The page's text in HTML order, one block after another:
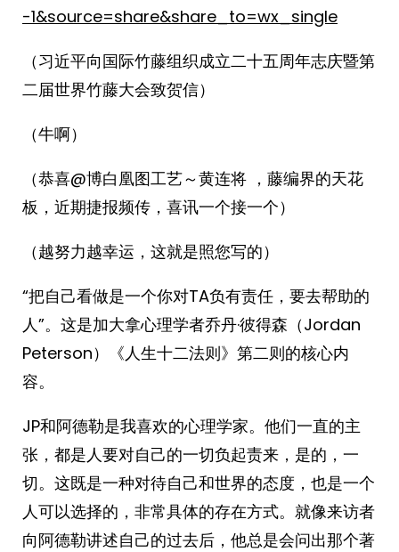
-1&source=share&share_to=wx_single
（习近平向国际竹藤组织成立二十五周年志庆暨第
二届世界竹藤大会致贺信）
（牛啊）
（恭喜@博白凰图工艺～黄连将 ，藤编界的天花
板，近期捷报频传，喜讯一个接一个）
（越努力越幸运，这就是照您写的）
“把自己看做是一个你对TA负有责任，要去帮助的
人”。这是加大拿心理学者乔丹·彼得森（Jordan
Peterson）《人生十二法则》第二则的核心内
容。
JP和阿德勒是我喜欢的心理学家。他们一直的主
张，都是人要对自己的一切负起责来，是的，一
切。这既是一种对待自己和世界的态度，也是一个
人可以选择的，非常具体的存在方式。就像来访者
向阿德勒讲述自己的过去后，他总是会问出那个著